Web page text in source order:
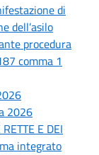
di
dell’asilo
procedura
comma 1
2026
E DEI
integrato